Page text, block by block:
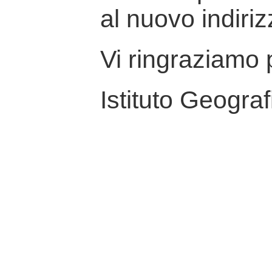
al nuovo
Vi ringraziamo
Istituto